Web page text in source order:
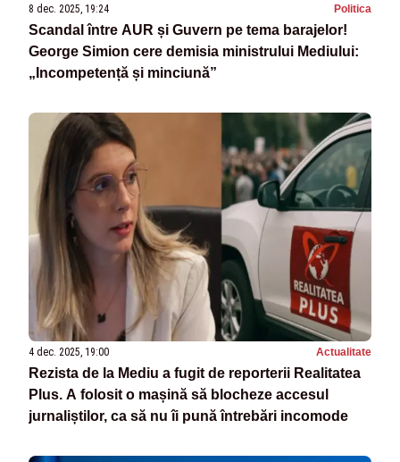
8 dec. 2025, 19:24 Politica
Scandal între AUR și Guvern pe tema barajelor!
George Simion cere demisia ministrului Mediului:
„Incompetență și minciună”
4 dec. 2025, 19:00 Actualitate
Rezista de la Mediu a fugit de reporterii Realitatea
Plus. A folosit o mașină să blocheze accesul
jurnaliștilor, ca să nu îi pună întrebări incomode